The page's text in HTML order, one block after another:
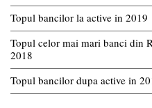
Topul bancilor la active in 2019
Topul celor mai mari banci din
2018
Topul bancilor dupa active in